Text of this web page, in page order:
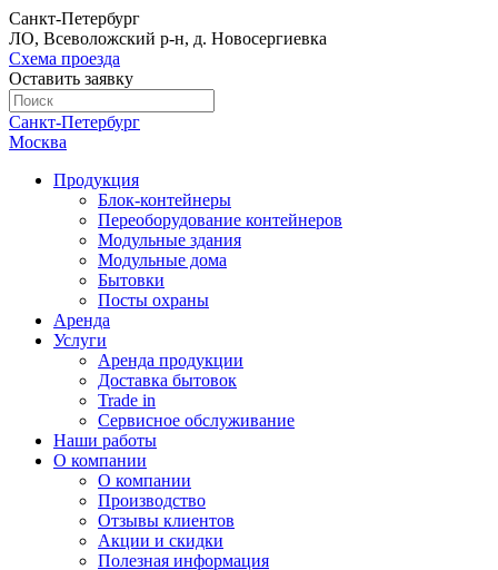
Санкт-Петербург
ЛО, Всеволожский р-н, д. Новосергиевка
Схема проезда
Оставить заявку
Санкт-Петербург
Москва
Продукция
Блок-контейнеры
Переоборудование контейнеров
Модульные здания
Модульные дома
Бытовки
Посты охраны
Аренда
Услуги
Аренда продукции
Доставка бытовок
Trade in
Сервисное обслуживание
Наши работы
О компании
О компании
Производство
Отзывы клиентов
Акции и скидки
Полезная информация